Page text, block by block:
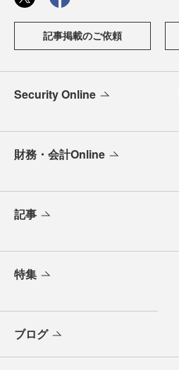
記事掲載のご依頼
Security Online
財務・会計Online
記事
特集
ブログ